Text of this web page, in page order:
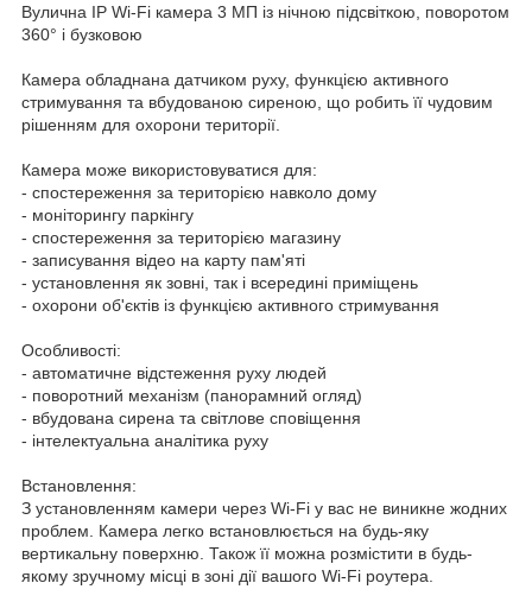
Вулична IP Wi-Fi камера 3 МП із нічною підсвіткою, поворотом
360° і бузковою
Камера обладнана датчиком руху, функцією активного
стримування та вбудованою сиреною, що робить її чудовим
рішенням для охорони території.
Камера може використовуватися для:
- спостереження за територією навколо дому
- моніторингу паркінгу
- спостереження за територією магазину
- записування відео на карту пам'яті
- установлення як зовні, так і всередині приміщень
- охорони об'єктів із функцією активного стримування
Особливості:
- автоматичне відстеження руху людей
- поворотний механізм (панорамний огляд)
- вбудована сирена та світлове сповіщення
- інтелектуальна аналітика руху
Встановлення:
З установленням камери через Wi-Fi у вас не виникне жодних
проблем. Камера легко встановлюється на будь-яку
вертикальну поверхню. Також її можна розмістити в будь-
якому зручному місці в зоні дії вашого Wi-Fi роутера.